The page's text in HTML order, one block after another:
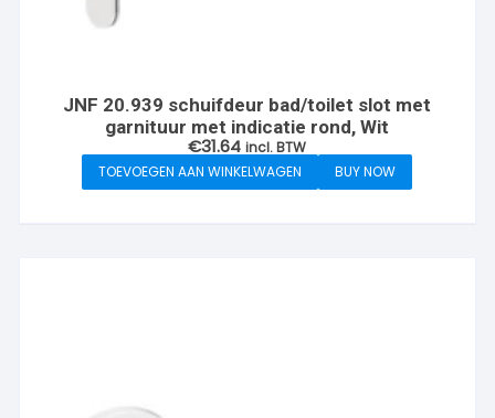
JNF 20.939 schuifdeur bad/toilet slot met
garnituur met indicatie rond, Wit
€31.64 incl. BTW
TOEVOEGEN AAN WINKELWAGEN
BUY NOW